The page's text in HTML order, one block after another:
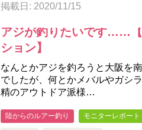
掲載日: 2020/11/15
アジが釣りたいです……
ション】
なんとかアジを釣ろうと大阪を
でしたが、何とかメバルやガシ
精のアウトドア派様…
陸からのルアー釣り モニターレポート